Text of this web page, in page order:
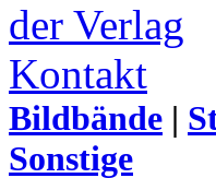
der Verlag
Kontakt
Bildbände |
Sonstige